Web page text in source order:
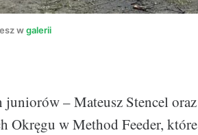
w galerii
– Mateusz Stencel oraz
Okręgu w Method Feeder, które